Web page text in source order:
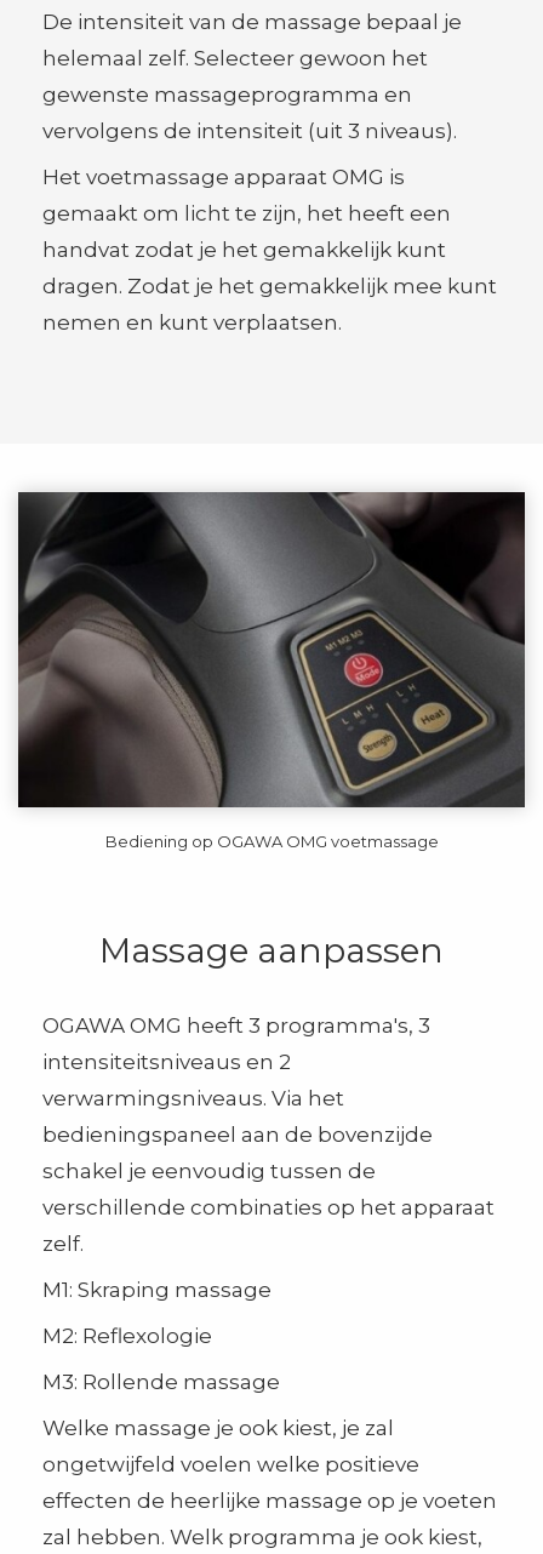
De intensiteit van de massage bepaal je
helemaal zelf. Selecteer gewoon het
gewenste massageprogramma en
vervolgens de intensiteit (uit 3 niveaus).
Het voetmassage apparaat OMG is
gemaakt om licht te zijn, het heeft een
handvat zodat je het gemakkelijk kunt
dragen. Zodat je het gemakkelijk mee kunt
nemen en kunt verplaatsen.
Bediening op OGAWA OMG voetmassage
Massage aanpassen
OGAWA OMG heeft 3 programma's, 3
intensiteitsniveaus en 2
verwarmingsniveaus. Via het
bedieningspaneel aan de bovenzijde
schakel je eenvoudig tussen de
verschillende combinaties op het apparaat
zelf.
M1: Skraping massage
M2: Reflexologie
M3: Rollende massage
Welke massage je ook kiest, je zal
ongetwijfeld voelen welke positieve
effecten de heerlijke massage op je voeten
zal hebben. Welk programma je ook kiest,